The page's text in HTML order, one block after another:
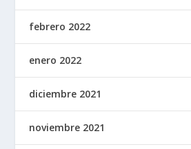
febrero 2022
enero 2022
diciembre 2021
noviembre 2021